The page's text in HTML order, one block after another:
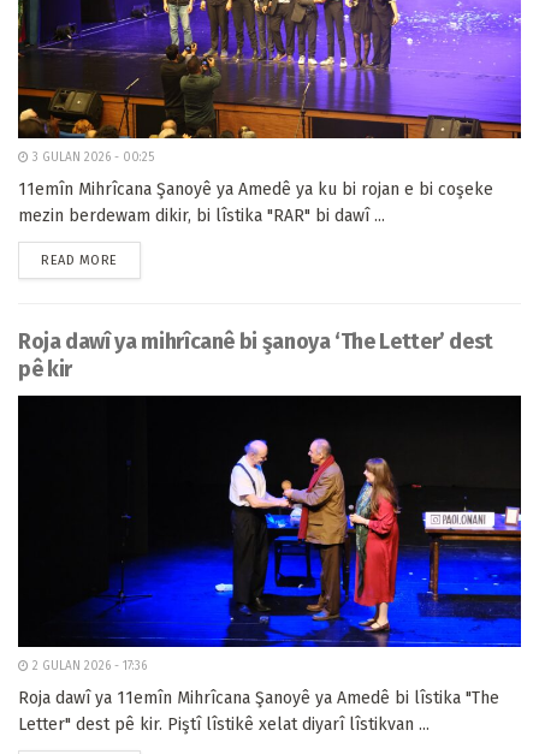
3 GULAN 2026 - 00:25
11emîn Mihrîcana Şanoyê ya Amedê ya ku bi rojan e bi coşeke
mezin berdewam dikir, bi lîstika "RAR" bi dawî ...
READ MORE
Roja dawî ya mihrîcanê bi şanoya ‘The Letter’ dest
pê kir
2 GULAN 2026 - 17:36
Roja dawî ya 11emîn Mihrîcana Şanoyê ya Amedê bi lîstika "The
Letter" dest pê kir. Piştî lîstikê xelat diyarî lîstikvan ...